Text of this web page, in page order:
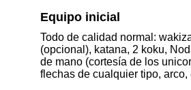
Equipo inicial
Todo de calidad normal:
(opcional), katana, 2 koku,
de mano (cortesía de los
flechas de cualquier tipo,